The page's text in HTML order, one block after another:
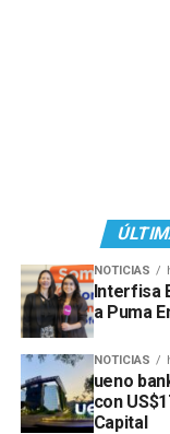
NOTICIAS
Interfisa
a Puma
NOTICIAS
ueno
con
Capital